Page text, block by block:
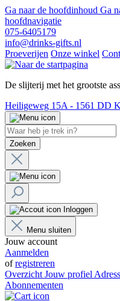
Ga naar de hoofdinhoud Ga
hoofdnavigatie
075-6405179
info@drinks-gifts.nl
Proeverijen Onze winkel
De slijterij met het grootste
Heiligeweg 15A - 1561 DD
Zoeken
Inloggen
Menu sluiten
Jouw account
Aanmelden
ofregistreren
Overzicht Jouw profiel
Abonnementen